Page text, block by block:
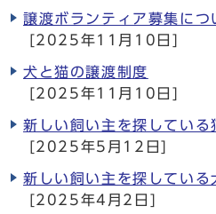
譲渡ボランティア募集につ
[2025年11月10日]
犬と猫の譲渡制度
[2025年11月10日]
新しい飼い主を探している
[2025年5月12日]
新しい飼い主を探している
[2025年4月2日]